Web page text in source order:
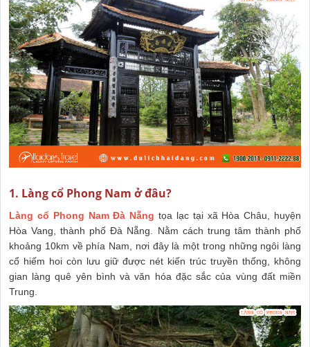
1. Làng cổ Phong Nam ở đâu?
Làng cổ Phong Nam Đà Nẵng tọa lạc tại xã Hòa Châu, huyện
Hòa Vang, thành phố Đà Nẵng. Nằm cách trung tâm thành phố
khoảng 10km về phía Nam, nơi đây là một trong những ngôi làng
cổ hiếm hoi còn lưu giữ được nét kiến trúc truyền thống, không
gian làng quê yên bình và văn hóa đặc sắc của vùng đất miền
Trung.